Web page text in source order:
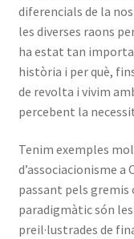
diferencials de la
les diverses raons
ha estat tan
història i per què,
de revolta i vivim
percebent la
Tenim exemples
d’associacionisme a
passant pels gremis
paradigmàtic són
preil·lustrades de